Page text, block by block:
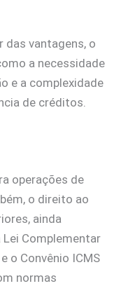
das vantagens, o
a necessidade
e a complexidade
de créditos.
operações de
o direito ao
ainda
Complementar
o Convênio ICMS
normas